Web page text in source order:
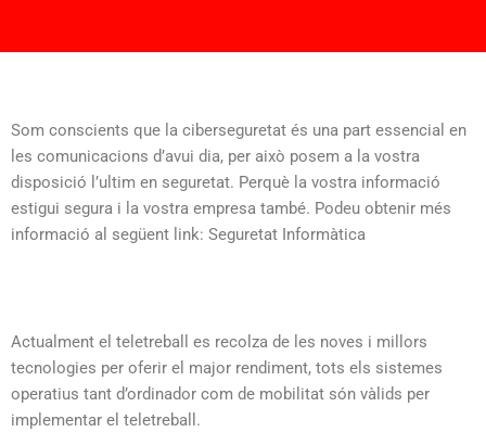
Som conscients que la ciberseguretat és una part essencial en
les comunicacions d’avui dia, per això posem a la vostra
disposició l’ultim en seguretat. Perquè la vostra informació
estigui segura i la vostra empresa també. Podeu obtenir més
informació al següent link: Seguretat Informàtica
Actualment el teletreball es recolza de les noves i millors
tecnologies per oferir el major rendiment, tots els sistemes
operatius tant d’ordinador com de mobilitat són vàlids per
implementar el teletreball.